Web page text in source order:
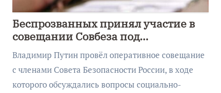
Беспрозванных принял участие в
совещании Совбеза под
руководством Путина
Владимир Путин провёл оперативное совещание
с членами Совета Безопасности России, в ходе
которого обсуждались вопросы социально-